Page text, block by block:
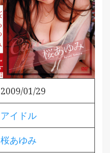
2009/01/29
アイドル
桜あゆみ